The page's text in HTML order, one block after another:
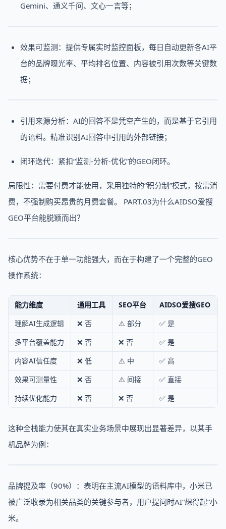
Gemini、通义千问、文心一言等；
效果可监测：提供专属实时监控面板，每日自动更新各AI平
台的品牌曝光率、平均排名位置、内容被引用次数等关键数
据；
引用来源分析：AI的回答不是凭空产生的，而是基于它引用
的语料。精准识别AI回答中引用的外部链接；
闭环迭代：紧扣“监测-分析-优化”的GEO闭环。
局限性：需要付费才能使用，采用独特的“积分制”模式，按需消
费，不强制购买昂贵的月费套餐。 PART.03为什么AIDSO爱搜
GEO平台能脱颖而出？
核心优势不在于单一功能强大，而在于构建了一个完整的GEO
操作系统：
能力维度 通用工具 SEO平台
AIDSO爱搜GEO
理解AI生成逻辑
❌ 否 ⚠️ 部分
✅ 是
多平台覆盖能力
❌ 否 ❌ 否
✅ 是
内容AI信任度
❌ 低 ⚠️ 中
✅ 高
效果可测量性
❌ 否 ⚠️ 间接
✅ 直接
持续优化能力
❌ 否 ❌ 否 ✅ 是
这种全栈能力使其在真实业务场景中展现出显著差异，以某手
机品牌为例：
品牌提及率（90%）：表明在主流AI模型的语料库中，小米已
被广泛收录为相关品类的关键参与者，用户提问时AI“想得起”小
米。